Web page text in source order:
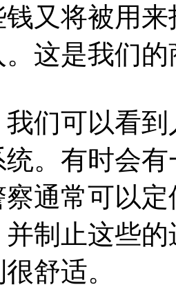
又将被用
这是我们
们可以看
。有时会有
通常可以
并制止这些
舒适。